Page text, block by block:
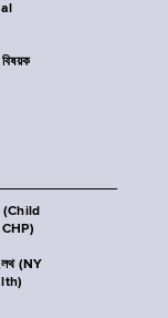
বিষয়ক
(Child
(NY